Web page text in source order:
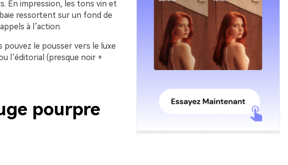
En impression, les tons vin et
ressortent sur un fond de
à l’action.
le pousser vers le luxe
l’éditorial (presque noir +
pourpre